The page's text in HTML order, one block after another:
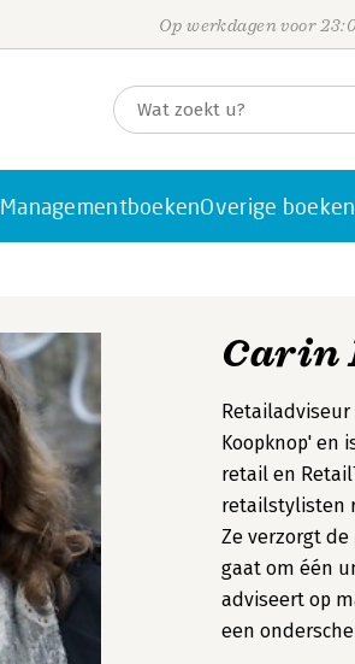
Op werkdagen voor
ManagementboekenOverige boeken
Carin
Koopknop' en
retail en
retailstylisten
Ze verzorgt
gaat om één
adviseert op
een